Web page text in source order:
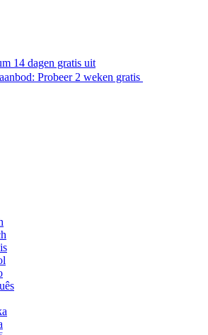
14 dagen gratis uit
Probeer 2 weken gratis